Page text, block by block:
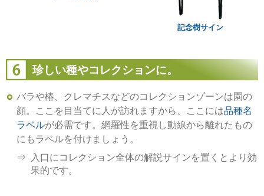
記念樹サイン
珍しい種やコレクションに。
バラや椿、クレマチスなどのコレクションゾーンは園の
顔。ここを目当てに人が訪れますから、ここには品種名
ラベルが必需です。網羅性を重視し動線から離れたもの
にもラベルを付けましょう。
入口にコレクション全体の解説サインを置くとより効
果的です。